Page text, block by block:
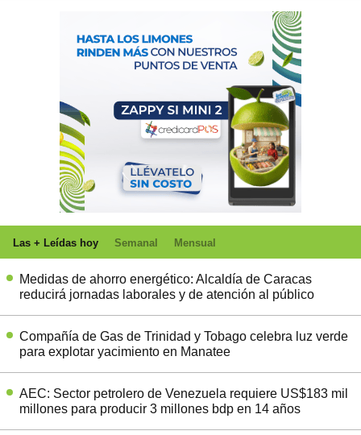
Las + Leídas hoy Semanal Mensual
Medidas de ahorro energético: Alcaldía de Caracas
reducirá jornadas laborales y de atención al público
Compañía de Gas de Trinidad y Tobago celebra luz verde
para explotar yacimiento en Manatee
AEC: Sector petrolero de Venezuela requiere US$183 mil
millones para producir 3 millones bdp en 14 años